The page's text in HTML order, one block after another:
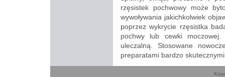
rzęsistek pochwowy może
wywoływania jakichkolwiek
poprzez wykrycie rzęsistka
pochwy lub cewki
uleczalną. Stosowane
preparatami bardzo